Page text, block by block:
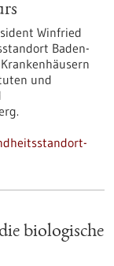
Winfried
Baden-
und
biologische